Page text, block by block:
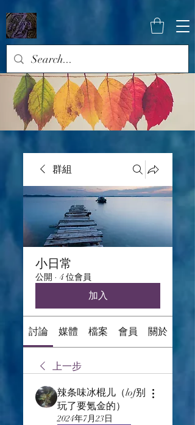
群組
小日常
公開 · 4 位會員
加入
討論 媒體 檔案 會員 關於
上一步
辣条味冰棍儿（lof别
玩了要氪金的）
2024年7月23日